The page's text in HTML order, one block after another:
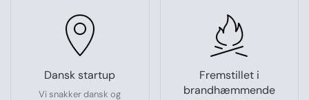
Dansk startup
Vi snakker dansk og
Fremstillet i
brandhæmmende